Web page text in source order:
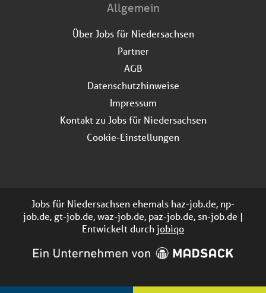
Allgemein
Über Jobs für Niedersachsen
Partner
AGB
Datenschutzhinweise
Impressum
Kontakt zu Jobs für Niedersachsen
Cookie-Einstellungen
Jobs für Niedersachsen ehemals haz-job.de, np-
job.de, gt-job.de, waz-job.de, paz-job.de, sn-job.de |
Entwickelt durchjobiqo